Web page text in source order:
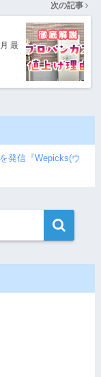
次の記事
最
発信『Wepicks(ウ